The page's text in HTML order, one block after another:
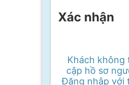
Xác nhận
Khách không
cập hồ sơ
Đăng nhập với